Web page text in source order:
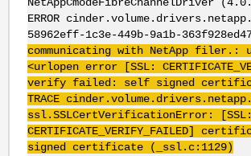
NetAppCmodeFibreChannelDriver
ERROR
58962eff-1c3e-449b-9a1b-
communicating with NetApp
<urlopen error [SSL:
verify failed: self signed
TRACE
ssl.SSLCertVerificationError: [SSL:
CERTIFICATE_VERIFY_FAILED]
signed certificate (_ssl.c:1129)